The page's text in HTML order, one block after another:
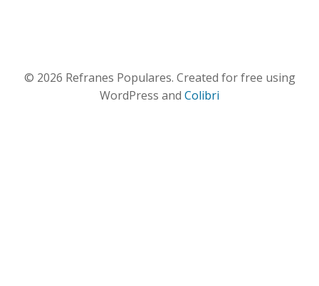
© 2026 Refranes Populares. Created for free using
WordPress and Colibri